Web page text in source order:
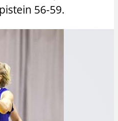
56-59.